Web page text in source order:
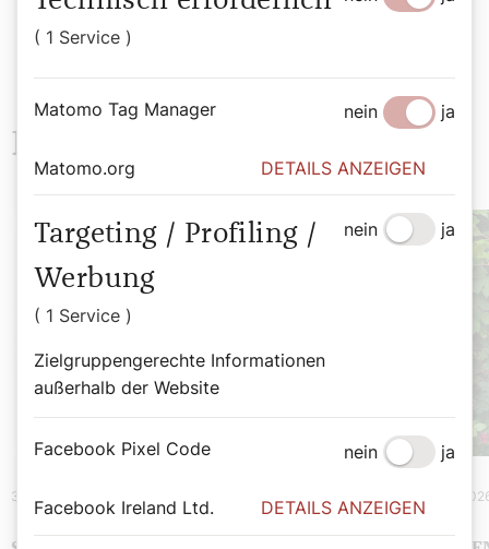
Neueste Beiträge
31. August 2026 7. August
( 1 Service )
Matomo Tag Manager nein ja
Matomo.org DETAILS ANZEIGEN
Targeting / Profiling /
Werbung
( 1 Service )
Zielgruppengerechte Informationen
außerhalb der Website
nein ja
Facebook Pixel Code nein ja
Facebook Ireland Ltd. DETAILS ANZEIGEN